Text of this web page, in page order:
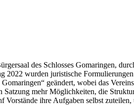
des Schlosses Gomaringen,
2022 wurden juristische
geändert, wobei das
Satzung mehr Möglichkeiten, die
ihre Aufgaben selbst